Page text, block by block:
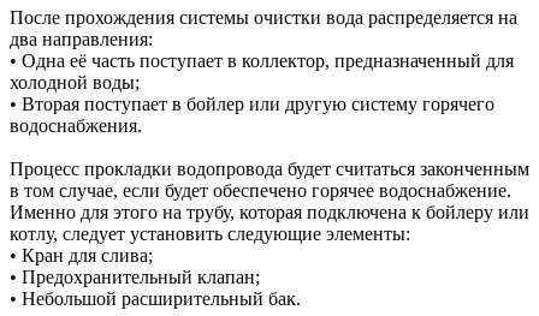
После прохождения системы очистки вода распределяется на
два направления:
• Одна её часть поступает в коллектор, предназначенный для
холодной воды;
• Вторая поступает в бойлер или другую систему горячего
водоснабжения.
Процесс прокладки водопровода будет считаться законченным
в том случае, если будет обеспечено горячее водоснабжение.
Именно для этого на трубу, которая подключена к бойлеру или
котлу, следует установить следующие элементы:
• Кран для слива;
• Предохранительный клапан;
• Небольшой расширительный бак.